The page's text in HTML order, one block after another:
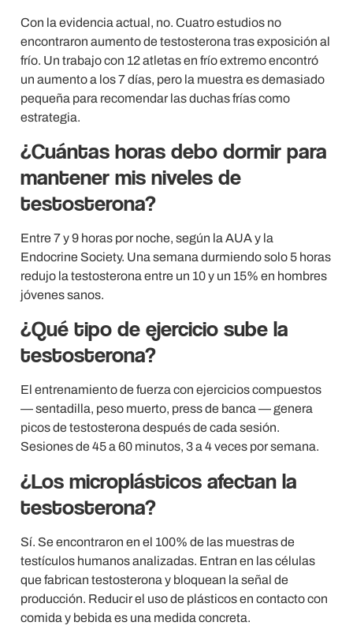
Con la evidencia actual, no. Cuatro estudios no
encontraron aumento de testosterona tras exposición al
frío. Un trabajo con 12 atletas en frío extremo encontró
un aumento a los 7 días, pero la muestra es demasiado
pequeña para recomendar las duchas frías como
estrategia.
¿Cuántas horas debo dormir para
mantener mis niveles de
testosterona?
Entre 7 y 9 horas por noche, según la AUA y la
Endocrine Society. Una semana durmiendo solo 5 horas
redujo la testosterona entre un 10 y un 15% en hombres
jóvenes sanos.
¿Qué tipo de ejercicio sube la
testosterona?
El entrenamiento de fuerza con ejercicios compuestos
— sentadilla, peso muerto, press de banca — genera
picos de testosterona después de cada sesión.
Sesiones de 45 a 60 minutos, 3 a 4 veces por semana.
¿Los microplásticos afectan la
testosterona?
Sí. Se encontraron en el 100% de las muestras de
testículos humanos analizadas. Entran en las células
que fabrican testosterona y bloquean la señal de
producción. Reducir el uso de plásticos en contacto con
comida y bebida es una medida concreta.